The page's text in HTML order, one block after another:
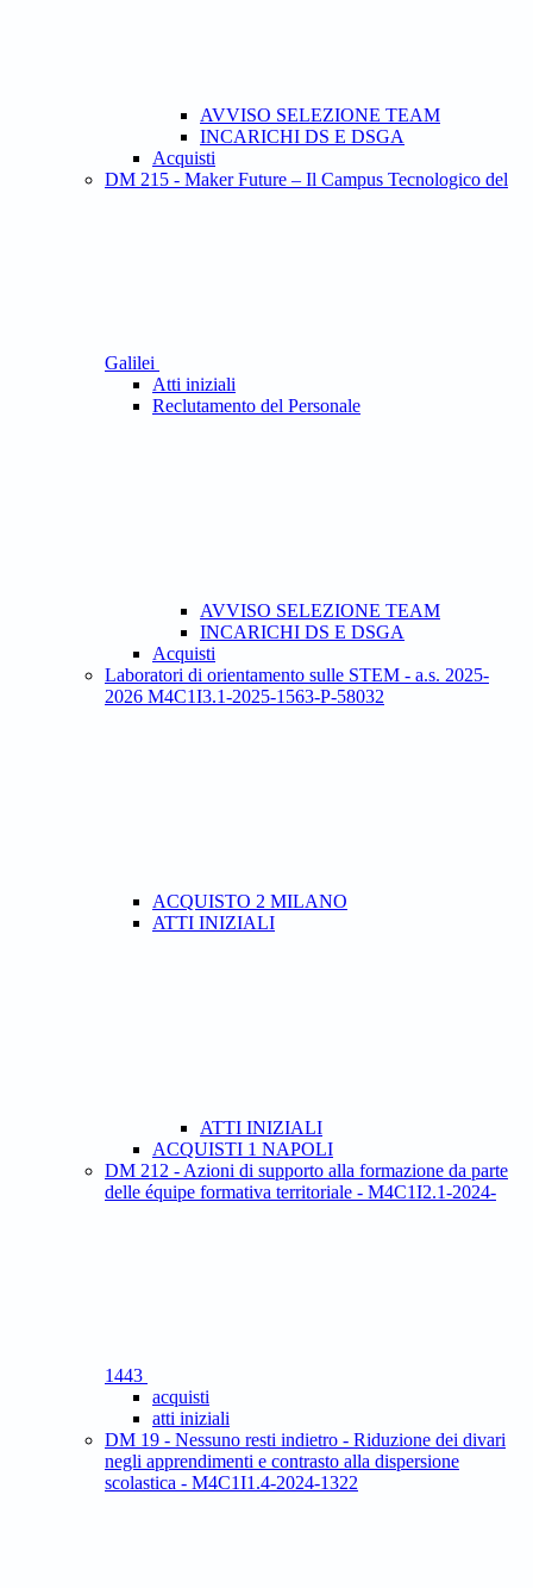
AVVISO SELEZIONE TEAM
INCARICHI DS E DSGA
Acquisti
DM 215 - Maker Future – Il Campus Tecnologico del
Galilei
Atti iniziali
Reclutamento del Personale
AVVISO SELEZIONE TEAM
INCARICHI DS E DSGA
Acquisti
Laboratori di orientamento sulle STEM - a.s. 2025-
2026 M4C1I3.1-2025-1563-P-58032
ACQUISTO 2 MILANO
ATTI INIZIALI
ATTI INIZIALI
ACQUISTI 1 NAPOLI
DM 212 - Azioni di supporto alla formazione da parte
delle équipe formativa territoriale - M4C1I2.1-2024-
1443
acquisti
atti iniziali
DM 19 - Nessuno resti indietro - Riduzione dei divari
negli apprendimenti e contrasto alla dispersione
scolastica - M4C1I1.4-2024-1322